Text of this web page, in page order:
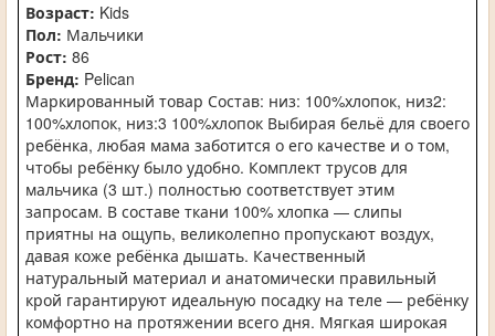
Возраст: Kids
Пол: Мальчики
Рост: 86
Бренд: Pelican
Маркированный товар Состав: низ: 100%хлопок, низ2:
100%хлопок, низ:3 100%хлопок Выбирая бельё для своего
ребёнка, любая мама заботится о его качестве и о том,
чтобы ребёнку было удобно. Комплект трусов для
мальчика (3 шт.) полностью соответствует этим
запросам. В составе ткани 100% хлопка — слипы
приятны на ощупь, великолепно пропускают воздух,
давая коже ребёнка дышать. Качественный
натуральный материал и анатомически правильный
крой гарантируют идеальную посадку на теле — ребёнку
комфортно на протяжении всего дня. Мягкая широкая